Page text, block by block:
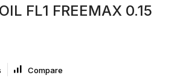
FL1 FREEMAX 0.15
Compare